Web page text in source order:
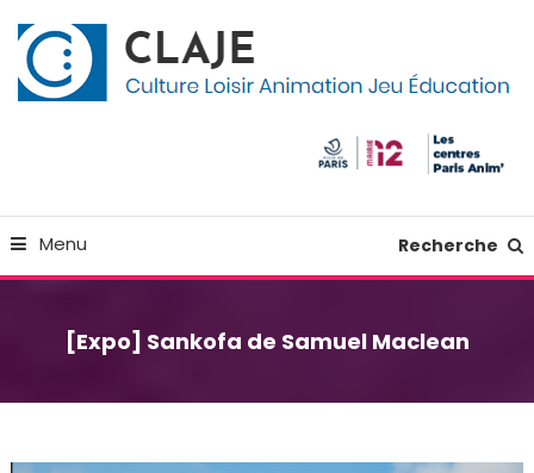
To
Content
Menu Recherche
[Expo] Sankofa de Samuel Maclean